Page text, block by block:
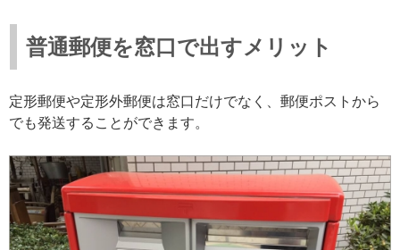
普通郵便を窓口で出すメリット
定形郵便や定形外郵便は窓口だけでなく、郵便ポストから
でも発送することができます。